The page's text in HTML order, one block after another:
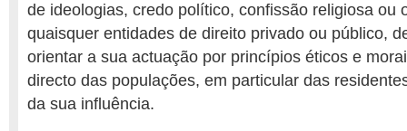
de ideologias, credo político, confissão religiosa ou
quaisquer entidades de direito privado ou público,
orientar a sua actuação por princípios éticos e
directo das populações, em particular das
da sua influência.